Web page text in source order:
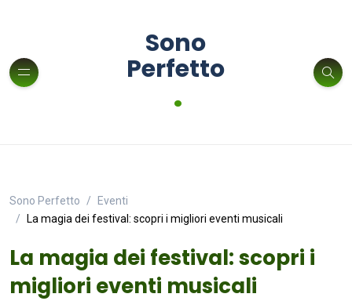
Sono
Perfetto
.
Sono Perfetto
Eventi
La magia dei festival: scopri i migliori eventi musicali
La magia dei festival: scopri i
migliori eventi musicali